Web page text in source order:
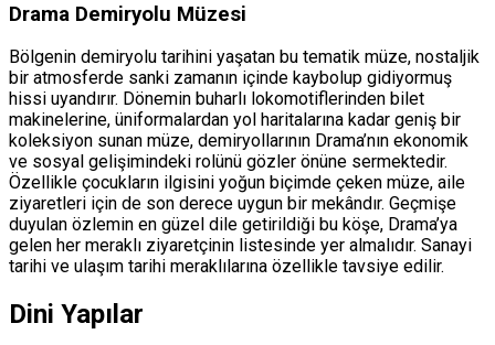
Drama Demiryolu Müzesi
Bölgenin demiryolu tarihini yaşatan bu tematik müze, nostaljik
bir atmosferde sanki zamanın içinde kaybolup gidiyormuş
hissi uyandırır. Dönemin buharlı lokomotiflerinden bilet
makinelerine, üniformalardan yol haritalarına kadar geniş bir
koleksiyon sunan müze, demiryollarının Drama’nın ekonomik
ve sosyal gelişimindeki rolünü gözler önüne sermektedir.
Özellikle çocukların ilgisini yoğun biçimde çeken müze, aile
ziyaretleri için de son derece uygun bir mekândır. Geçmişe
duyulan özlemin en güzel dile getirildiği bu köşe, Drama’ya
gelen her meraklı ziyaretçinin listesinde yer almalıdır. Sanayi
tarihi ve ulaşım tarihi meraklılarına özellikle tavsiye edilir.
Dini Yapılar